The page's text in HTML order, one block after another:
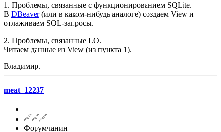
1. Проблемы, связанные с функционированием SQLite.
В DBeaver(или в каком-нибудь аналоге) создаем View и
отлаживаем SQL-запросы.
2. Проблемы, связанные LO.
Читаем данные из View (из пункта 1).
Владимир.
meat_12237
Форумчанин